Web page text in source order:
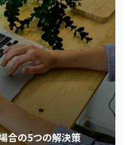
合の5つの解決策